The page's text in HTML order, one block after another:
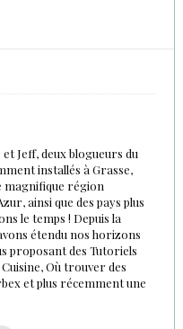
Jeff, deux blogueurs du
installés à Grasse,
région
ainsi que des pays plus
le temps ! Depuis la
étendu nos horizons
proposant des Tutoriels
Où trouver des
et plus récemment une